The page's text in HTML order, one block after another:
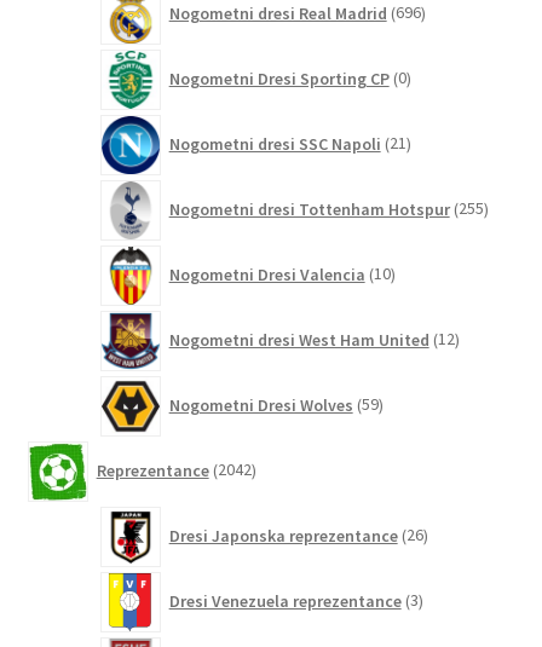
Nogometni dresi Real Madrid 696izdelkov
Nogometni Dresi Sporting CP 0izdelkov
Nogometni dresi SSC Napoli 21izdelkov
Nogometni dresi Tottenham Hotspur 255
Nogometni Dresi Valencia 10izdelkov
Nogometni dresi West Ham United 12izdelkov
Nogometni Dresi Wolves 59izdelkov
Reprezentance 2042izdelkov
Dresi Japonska reprezentance 26izdelkov
Dresi Venezuela reprezentance 3izdelki